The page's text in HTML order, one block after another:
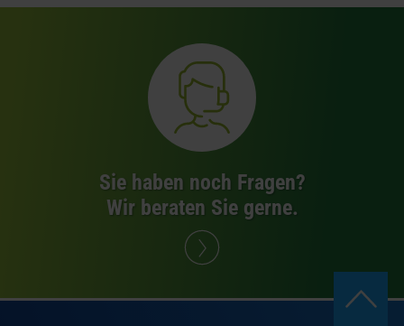
Sie haben noch Fragen?
Wir beraten Sie gerne.